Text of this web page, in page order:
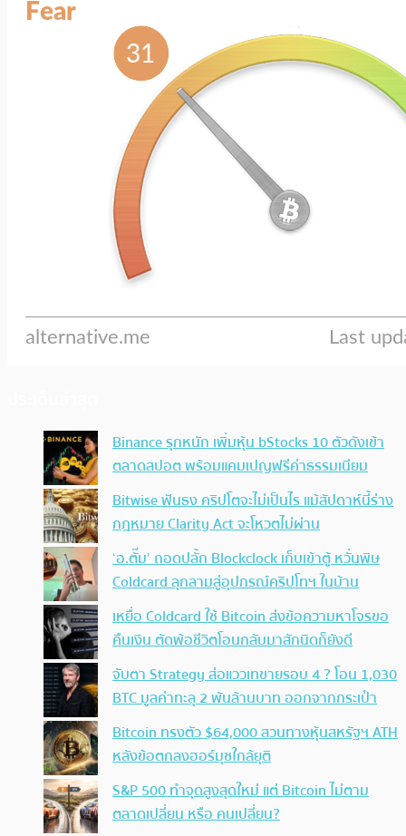
Binance รุกหนัก เพิ่มหุ้น bStocks 10 ตัวดังเข้า
ตลาดสปอต พร้อมแคมเปญฟรีค่าธรรมเนียม
Bitwise ฟันธง คริปโตจะไม่เป็นไร แม้สัปดาห์นี้ร่าง
กฎหมาย Clarity Act จะโหวตไม่ผ่าน
‘อ.ตั๊ม’ ถอดปลั้ก Blockclock เก็บเข้าตู้ หวั่นพิษ
Coldcard ลุกลามสู่อุปกรณ์คริปโทฯ ในบ้าน
เหยื่อ Coldcard ใช้ Bitcoin ส่งข้อความหาโจรขอ
คืนเงิน ตัดพ้อชีวิตโอนกลับมาสักนิดก็ยังดี
จับตา Strategy ส่อแววเทขายรอบ 4 ? โอน 1,030
BTC มูลค่าทะลุ 2 พันล้านบาท ออกจากกระเป๋า
Bitcoin ทรงตัว $64,000 สวนทางหุ้นสหรัฐฯ ATH
หลังข้อตกลงฮอร์มุซใกล้ยุติ
S&P 500 ทำจุดสูงสุดใหม่ แต่ Bitcoin ไม่ตาม
ตลาดเปลี่ยน หรือ คนเปลี่ยน?